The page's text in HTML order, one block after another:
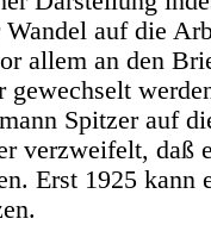
Wandel auf die
allem an den
gewechselt
Spitzer auf
verzweifelt, daß
Erst 1925 kann